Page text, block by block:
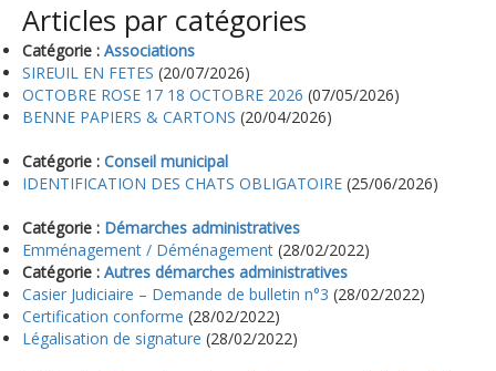
Articles par catégories
Catégorie : Associations
SIREUIL EN FETES (20/07/2026)
OCTOBRE ROSE 17 18 OCTOBRE 2026 (07/05/2026)
BENNE PAPIERS & CARTONS (20/04/2026)
Catégorie : Conseil municipal
IDENTIFICATION DES CHATS OBLIGATOIRE (25/06/2026)
Catégorie : Démarches administratives
Emménagement / Déménagement (28/02/2022)
Catégorie : Autres démarches administratives
Casier Judiciaire – Demande de bulletin n°3 (28/02/2022)
Certification conforme (28/02/2022)
Légalisation de signature (28/02/2022)